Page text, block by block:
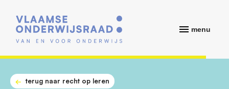
menu
terug naar recht op leren